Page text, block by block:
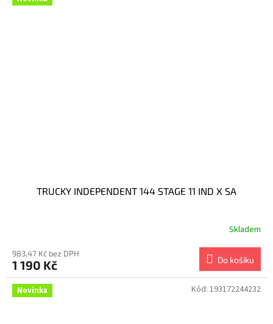
TRUCKY INDEPENDENT 144 STAGE 11 IND X SA
Skladem
983,47 Kč bez DPH
1 190 Kč Do košíku
Novinka Kód: 193172244232